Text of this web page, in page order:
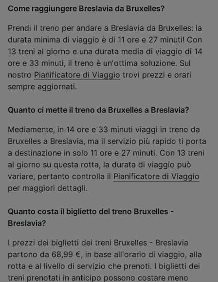
Come raggiungere Breslavia da Bruxelles?
Prendi il treno per andare a Breslavia da Bruxelles: la
durata minima di viaggio è di 11 ore e 27 minuti! Con
13 treni al giorno e una durata media di viaggio di 14
ore e 33 minuti, il treno è un'ottima soluzione. Sul
nostro Pianificatore di Viaggio trovi prezzi e orari
sempre aggiornati.
Quanto ci mette il treno da Bruxelles a Breslavia?
Mediamente, in 14 ore e 33 minuti viaggi in treno da
Bruxelles a Breslavia, ma il servizio più rapido ti porta
a destinazione in solo 11 ore e 27 minuti. Con 13 treni
al giorno su questa rotta, la durata di viaggio può
variare, pertanto controlla il Pianificatore di Viaggio
per maggiori dettagli.
Quanto costa il biglietto del treno Bruxelles -
Breslavia?
I prezzi dei biglietti dei treni Bruxelles - Breslavia
partono da 68,99 €, in base all'orario di viaggio, alla
rotta e al livello di servizio che prenoti. I biglietti dei
treni prenotati in anticipo possono costare meno